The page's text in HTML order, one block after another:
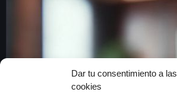
Dar tu consentimiento a las
cookies